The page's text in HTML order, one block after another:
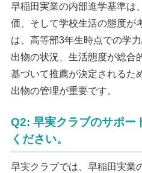
早稲田実業の内部進学基準は
価、そして学校生活の態度が
は、高等部3年生時点での学
出物の状況、生活態度が総合
基づいて推薦が決定されるた
出物の管理が重要です。
Q2: 早実クラブのサポー
ください。
早実クラブでは、早稲田実業